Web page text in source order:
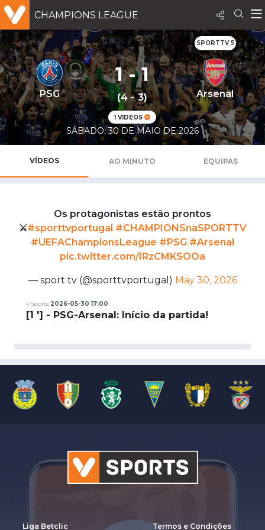
CHAMPIONS LEAGUE
SPORTTV 5
PSG
1 - 1
(4 - 3)
1 VIDEOS
Arsenal
SÁBADO, 30 DE MAIO DE 2026
VÍDEOS AO MINUTO EQUIPAS
Os protagonistas estão prontos
⚔️#sporttvportugal #CHAMPIONSnaSPORTTV
#UEFAChampionsLeague #PSG #Arsenal
pic.twitter.com/IRzCMKSOOa
— sport tv (@sporttvportugal) May 30, 2026
VSports 2026-05-30 17:00
[1 '] - PSG-Arsenal: Início da partida!
Liga Betclic Termos e Condições